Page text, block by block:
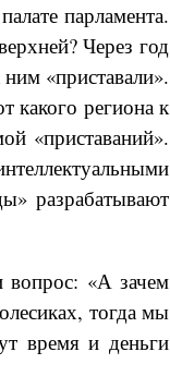
парламента.
Через год
«приставали».
какого региона к
«приставаний».
разрабатывают
вопрос: «А зачем
тогда мы
время и деньги